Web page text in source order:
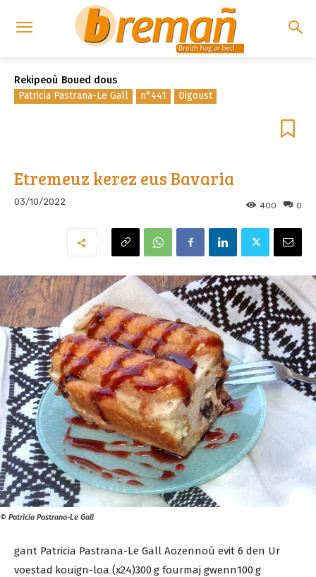
Rekipeoù Boued dous
Patricia Pastrana-Le Gall
n°441 Digoust
Etremeuz kerez eus Bavaria
03/10/2022 0
400
© Patricia Pastrana-Le Gall
gant Patricia Pastrana-Le Gall Aozennoù evit 6 den Ur
voestad kouign-loa (x24)300 g fourmaj gwenn100 g